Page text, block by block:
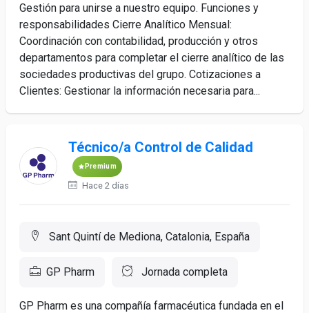
Gestión para unirse a nuestro equipo. Funciones y
responsabilidades Cierre Analítico Mensual:
Coordinación con contabilidad, producción y otros
departamentos para completar el cierre analítico de las
sociedades productivas del grupo. Cotizaciones a
Clientes: Gestionar la información necesaria para...
Técnico/a Control de Calidad
Premium
Hace 2 días
Sant Quintí de Mediona, Catalonia, España
GP Pharm Jornada completa
GP Pharm es una compañía farmacéutica fundada en el